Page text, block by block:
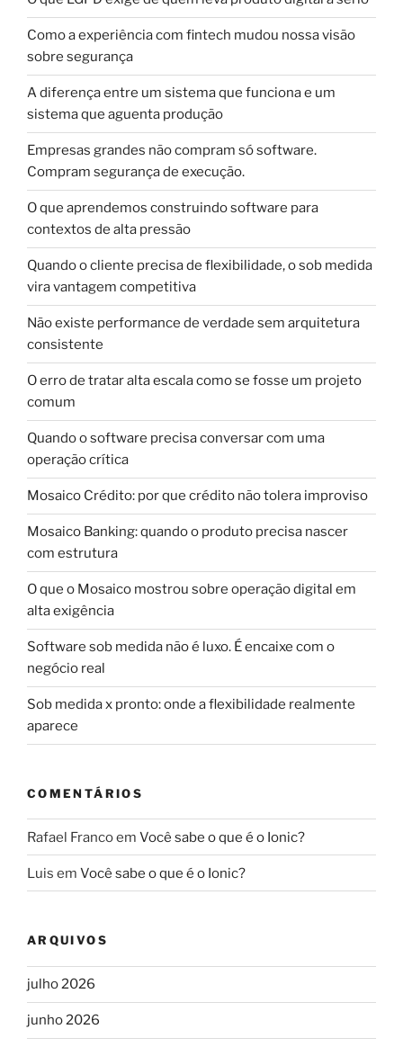
Como a experiência com fintech mudou nossa visão
sobre segurança
A diferença entre um sistema que funciona e um
sistema que aguenta produção
Empresas grandes não compram só software.
Compram segurança de execução.
O que aprendemos construindo software para
contextos de alta pressão
Quando o cliente precisa de flexibilidade, o sob medida
vira vantagem competitiva
Não existe performance de verdade sem arquitetura
consistente
O erro de tratar alta escala como se fosse um projeto
comum
Quando o software precisa conversar com uma
operação crítica
Mosaico Crédito: por que crédito não tolera improviso
Mosaico Banking: quando o produto precisa nascer
com estrutura
O que o Mosaico mostrou sobre operação digital em
alta exigência
Software sob medida não é luxo. É encaixe com o
negócio real
Sob medida x pronto: onde a flexibilidade realmente
aparece
COMENTÁRIOS
Rafael Francoem Você sabe o que é o Ionic?
Luis em Você sabe o que é o Ionic?
ARQUIVOS
julho 2026
junho 2026